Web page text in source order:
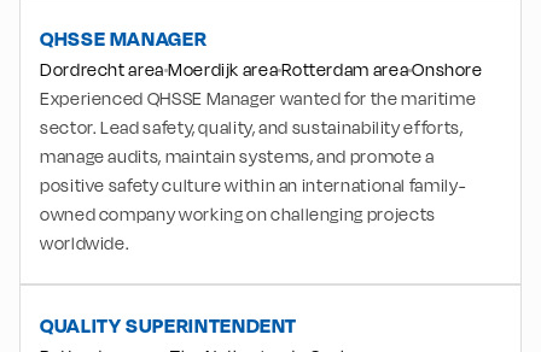
QHSSE MANAGER
Dordrecht areaMoerdijk areaRotterdam areaOnshore
Experienced QHSSE Manager wanted for the maritime
sector. Lead safety, quality, and sustainability efforts,
manage audits, maintain systems, and promote a
positive safety culture within an international family-
owned company working on challenging projects
worldwide.
QUALITY SUPERINTENDENT